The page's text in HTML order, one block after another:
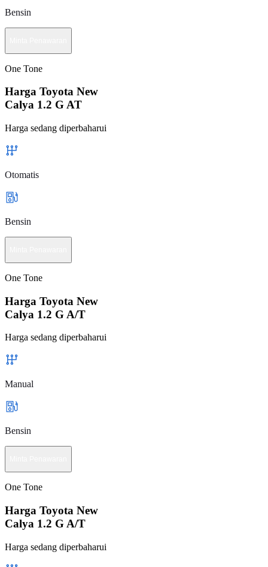
Bensin
One Tone
Harga Toyota New
Calya 1.2 G AT
Harga sedang diperbaharui
Otomatis
Bensin
One Tone
Harga Toyota New
Calya 1.2 G A/T
Harga sedang diperbaharui
Manual
Bensin
One Tone
Harga Toyota New
Calya 1.2 G A/T
Harga sedang diperbaharui